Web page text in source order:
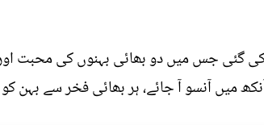
کی گئی جس میں دو بھائی بہنوں کی محبت
آنسو آ جائے، ہر بھائی فخر سے بہن کو